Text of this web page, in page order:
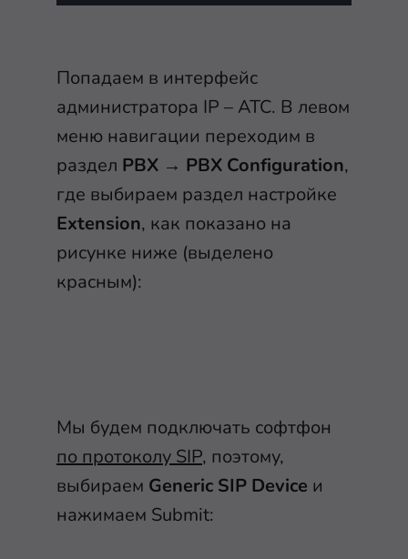
Попадаем в интерфейс
администратора IP – АТС. В левом
меню навигации переходим в
раздел PBX → PBX Configuration,
где выбираем раздел настройке
Extension, как показано на
рисунке ниже (выделено
красным):
Мы будем подключать софтфон
по протоколу SIP, поэтому,
выбираем Generic SIP Device и
нажимаем Submit: